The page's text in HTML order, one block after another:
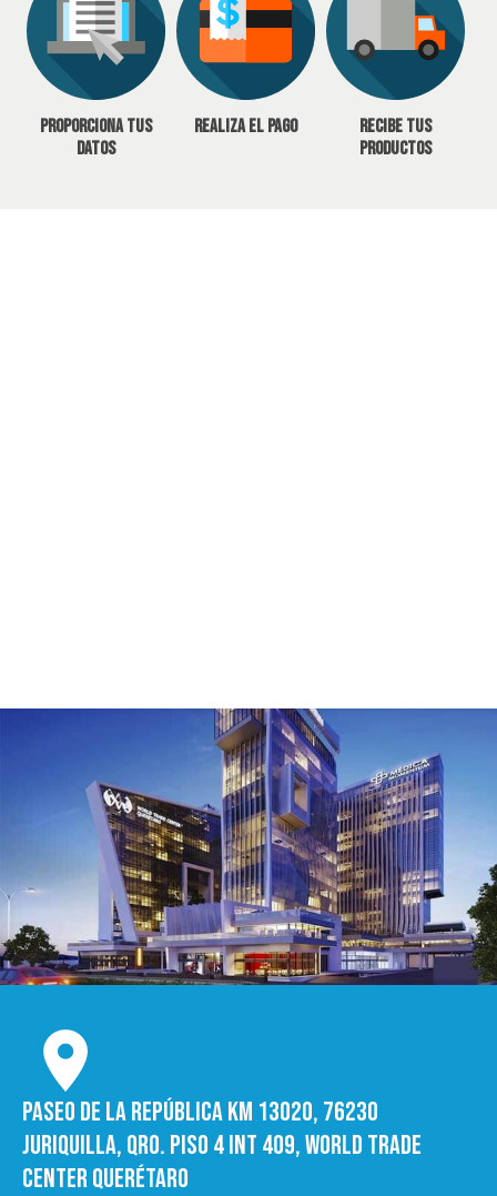
Proporciona tus
datos
Realiza el pago
Recibe tus
productos
Paseo de la República Km 13020, 76230
Juriquilla, Qro. Piso 4 int 409, World trade
Center Querétaro